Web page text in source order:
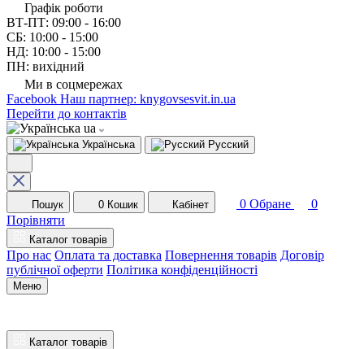
Графік роботи
ВТ-ПТ: 09:00 - 16:00
СБ: 10:00 - 15:00
НД: 10:00 - 15:00
ПН: вихідний
Ми в соцмережах
Facebook Наш партнер: knygovsesvit.in.ua
Перейти до контактів
ua
Українська Русский
Пошук 0 Кошик Кабінет 0 Обране
0
Порівняти
Каталог товарів
Про нас Оплата та доставка Повернення товарів Договір
публічної оферти Політика конфіденційності
Меню
Каталог товарів